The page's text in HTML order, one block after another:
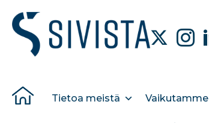
Tietoa meistä Vaikutamme